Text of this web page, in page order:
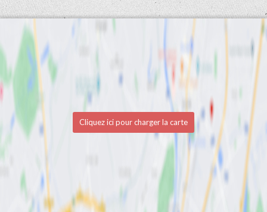
Cliquez ici pour charger la carte